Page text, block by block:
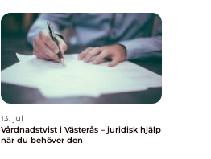
13. jul
Vårdnadstvist i Västerås – juridisk hjälp
när du behöver den